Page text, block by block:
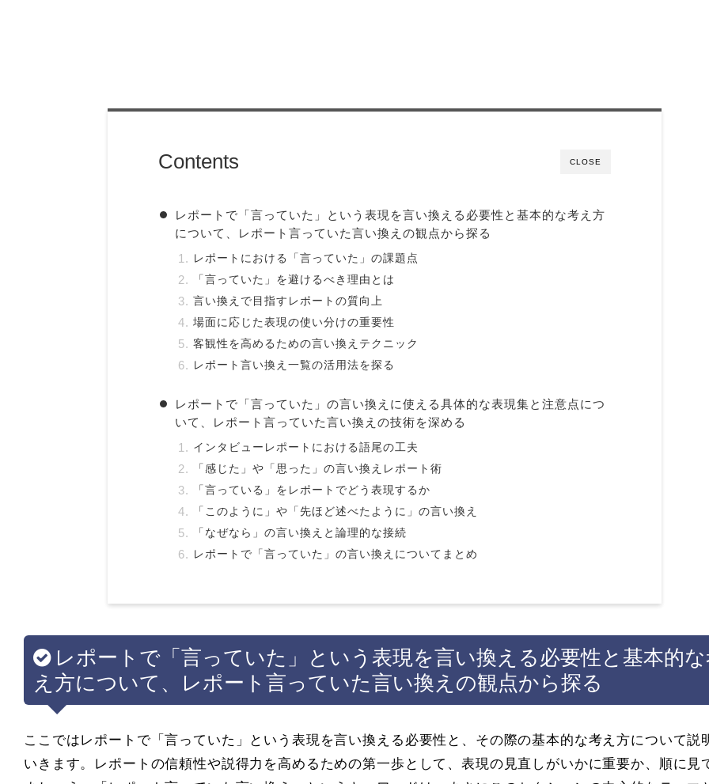
CLOSE
Contents
レポートで「言っていた」という表現を言い換える必要性と基本的な考え方
について、レポート言っていた言い換えの観点から探る
レポートにおける「言っていた」の課題点
「言っていた」を避けるべき理由とは
言い換えで目指すレポートの質向上
場面に応じた表現の使い分けの重要性
客観性を高めるための言い換えテクニック
レポート言い換え一覧の活用法を探る
レポートで「言っていた」の言い換えに使える具体的な表現集と注意点につ
いて、レポート言っていた言い換えの技術を深める
インタビューレポートにおける語尾の工夫
「感じた」や「思った」の言い換えレポート術
「言っている」をレポートでどう表現するか
「このように」や「先ほど述べたように」の言い換え
「なぜなら」の言い換えと論理的な接続
レポートで「言っていた」の言い換えについてまとめ
レポートで「言っていた」という表現を言い換える必要性と基本的
え方について、レポート言っていた言い換えの観点から探る
ここではレポートで「言っていた」という表現を言い換える必要性と、その際の基本的な考え方について説
いきます。レポートの信頼性や説得力を高めるための第一歩として、表現の見直しがいかに重要か、順に見